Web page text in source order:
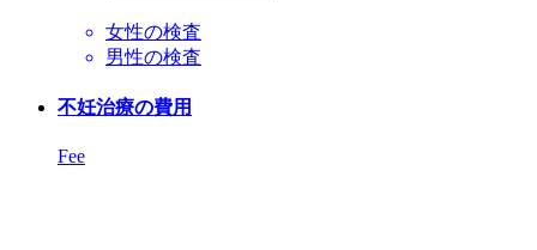
女性の検査
男性の検査
不妊治療の費用
Fee